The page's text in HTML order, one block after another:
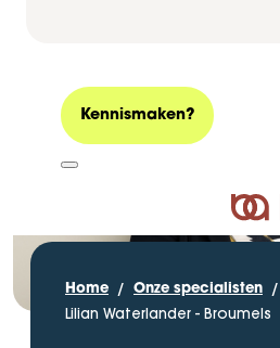
Logo
Kennismaken?
Home Onze specialisten
Lilian Waterlander - Broumels